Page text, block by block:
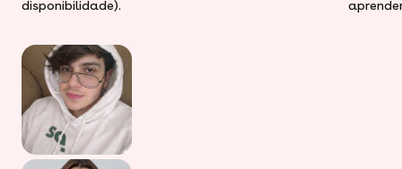
disponibilidade).